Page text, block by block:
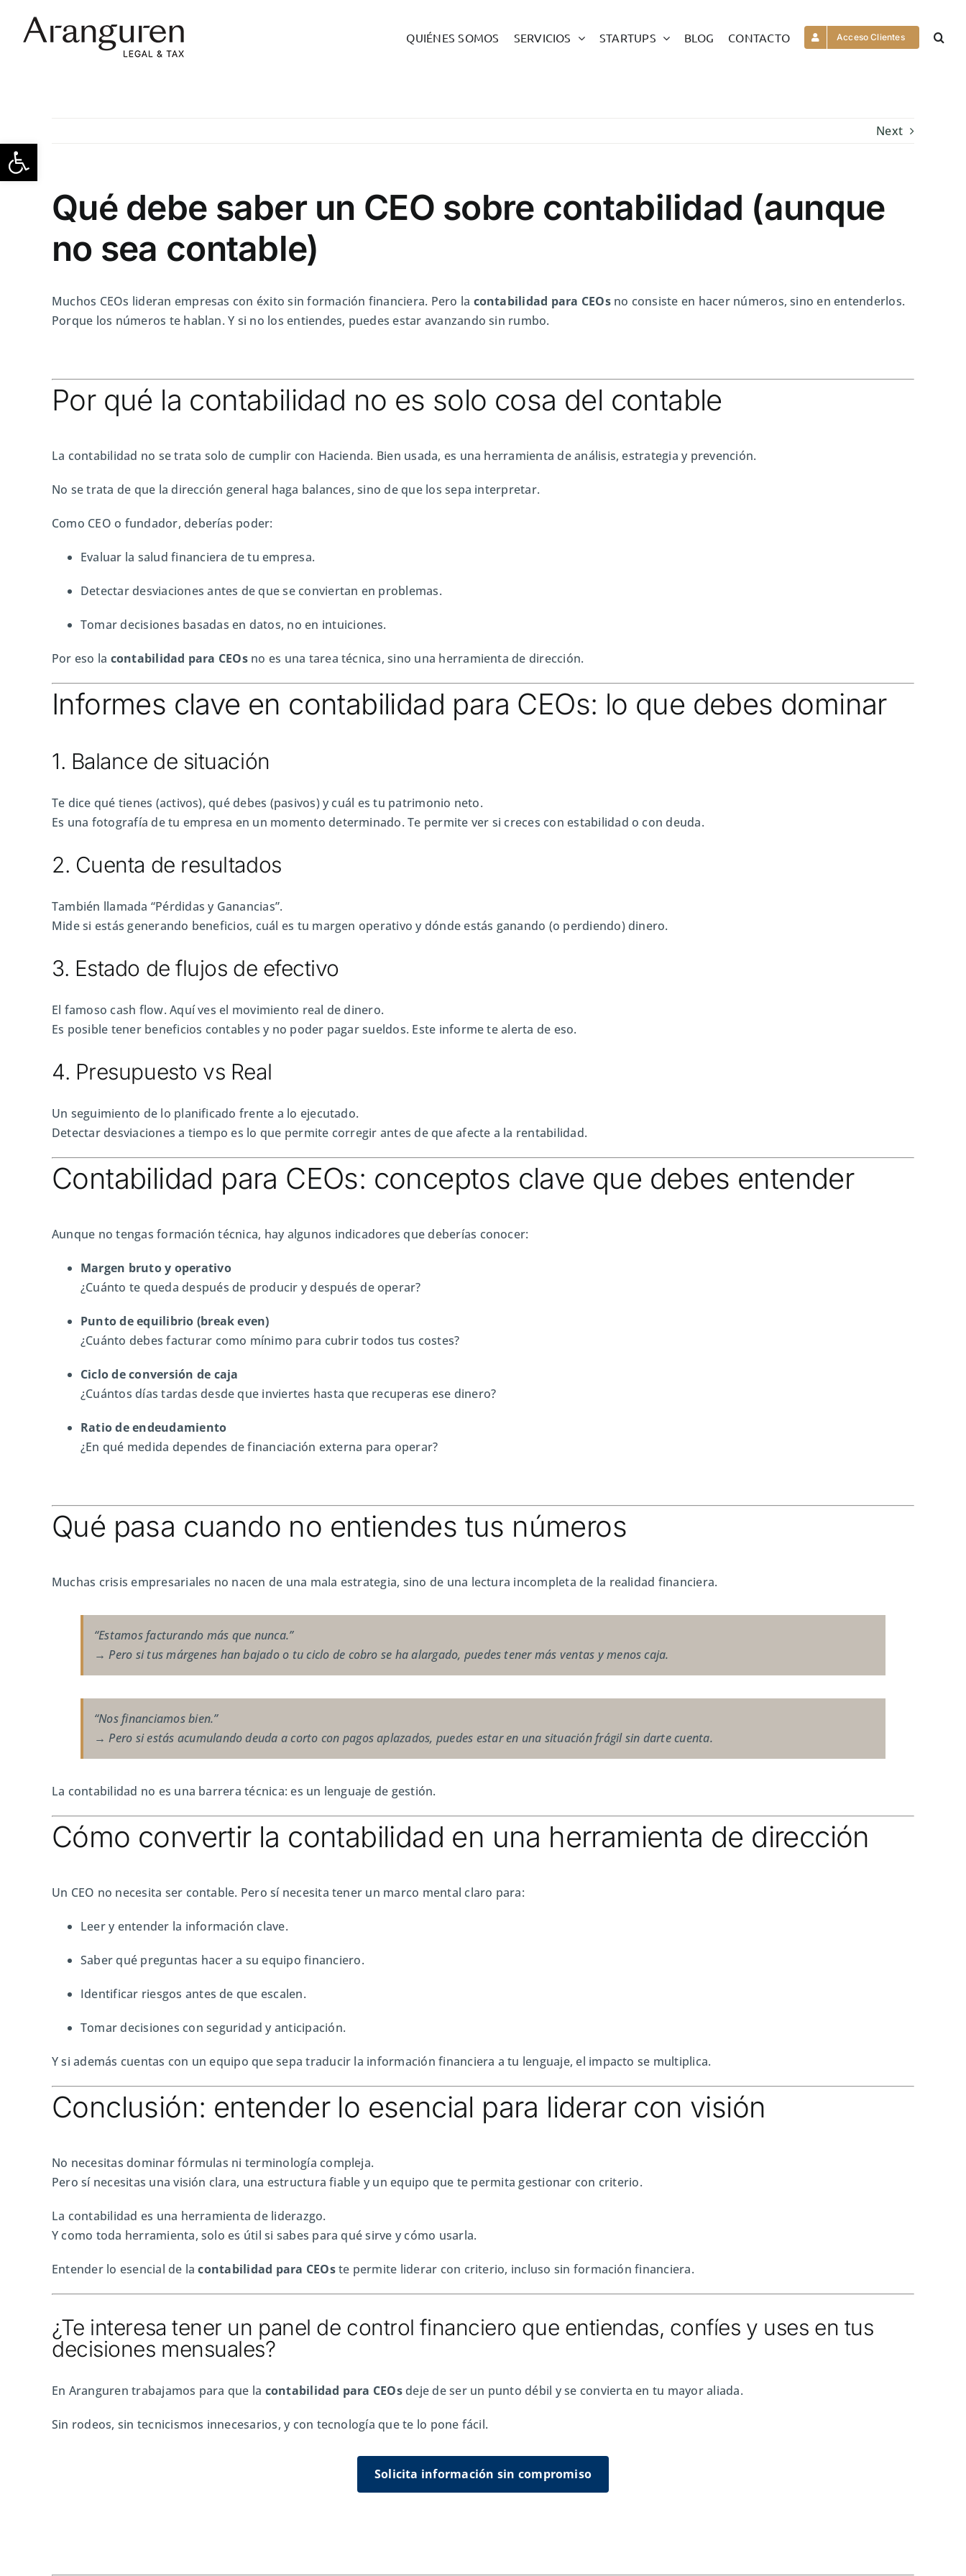
Open toolbar
content
QUIÉNES SOMOS SERVICIOS STARTUPS BLOG CONTACTO Acceso Clientes
Next
Qué debe saber un CEO sobre contabilidad (aunque
no sea contable)
Muchos CEOs lideran empresas con éxito sin formación financiera. Pero la contabilidad para CEOsno consiste en hacer números, sino en entenderlos.
Porque los números te hablan. Y si no los entiendes, puedes estar avanzando sin rumbo.
Por qué la contabilidad no es solo cosa del contable
La contabilidad no se trata solo de cumplir con Hacienda. Bien usada, es una herramienta de análisis, estrategia y prevención.
No se trata de que la dirección general haga balances, sino de que los sepa interpretar.
Como CEO o fundador, deberías poder:
Evaluar la salud financiera de tu empresa.
Detectar desviaciones antes de que se conviertan en problemas.
Tomar decisiones basadas en datos, no en intuiciones.
Por eso la contabilidad para CEOsno es una tarea técnica, sino una herramienta de dirección.
Informes clave en contabilidad para CEOs: lo que debes dominar
1. Balance de situación
Te dice qué tienes (activos), qué debes (pasivos) y cuál es tu patrimonio neto.
Es una fotografía de tu empresa en un momento determinado. Te permite ver si creces con estabilidad o con deuda.
2. Cuenta de resultados
También llamada “Pérdidas y Ganancias”.
Mide si estás generando beneficios, cuál es tu margen operativo y dónde estás ganando (o perdiendo) dinero.
3. Estado de flujos de efectivo
El famoso cash flow. Aquí ves el movimiento real de dinero.
Es posible tener beneficios contables y no poder pagar sueldos. Este informe te alerta de eso.
4. Presupuesto vs Real
Un seguimiento de lo planificado frente a lo ejecutado.
Detectar desviaciones a tiempo es lo que permite corregir antes de que afecte a la rentabilidad.
Contabilidad para CEOs: conceptos clave que debes entender
Aunque no tengas formación técnica, hay algunos indicadores que deberías conocer:
Margen bruto y operativo
¿Cuánto te queda después de producir y después de operar?
Punto de equilibrio (break even)
¿Cuánto debes facturar como mínimo para cubrir todos tus costes?
Ciclo de conversión de caja
¿Cuántos días tardas desde que inviertes hasta que recuperas ese dinero?
Ratio de endeudamiento
¿En qué medida dependes de financiación externa para operar?
Qué pasa cuando no entiendes tus números
Muchas crisis empresariales no nacen de una mala estrategia, sino de una lectura incompleta de la realidad financiera.
“Estamos facturando más que nunca.”
→ Pero si tus márgenes han bajado o tu ciclo de cobro se ha alargado, puedes tener más ventas y menos caja.
“Nos financiamos bien.”
→ Pero si estás acumulando deuda a corto con pagos aplazados, puedes estar en una situación frágil sin darte cuenta.
La contabilidad no es una barrera técnica: es un lenguaje de gestión.
Cómo convertir la contabilidad en una herramienta de dirección
Un CEO no necesita ser contable. Pero sí necesita tener un marco mental claro para:
Leer y entender la información clave.
Saber qué preguntas hacer a su equipo financiero.
Identificar riesgos antes de que escalen.
Tomar decisiones con seguridad y anticipación.
Y si además cuentas con un equipo que sepa traducir la información financiera a tu lenguaje, el impacto se multiplica.
Conclusión: entender lo esencial para liderar con visión
No necesitas dominar fórmulas ni terminología compleja.
Pero sí necesitas una visión clara, una estructura fiable y un equipo que te permita gestionar con criterio.
La contabilidad es una herramienta de liderazgo.
Y como toda herramienta, solo es útil si sabes para qué sirve y cómo usarla.
Entender lo esencial de lacontabilidad para CEOste permite liderar con criterio, incluso sin formación financiera.
¿Te interesa tener un panel de control financiero que entiendas, confíes y uses en tus
decisiones mensuales?
En Aranguren trabajamos para que la contabilidad para CEOsdeje de ser un punto débil y se convierta en tu mayor aliada.
Sin rodeos, sin tecnicismos innecesarios, y con tecnología que te lo pone fácil.
Solicita información sin compromiso